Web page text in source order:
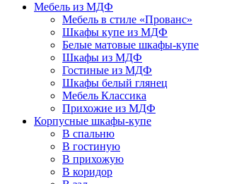
Мебель из МДФ
Мебель в стиле «Прованс»
Шкафы купе из МДФ
Белые матовые шкафы-купе
Шкафы из МДФ
Гостиные из МДФ
Шкафы белый глянец
Мебель Классика
Прихожие из МДФ
Корпусные шкафы-купе
В спальню
В гостиную
В прихожую
В коридор